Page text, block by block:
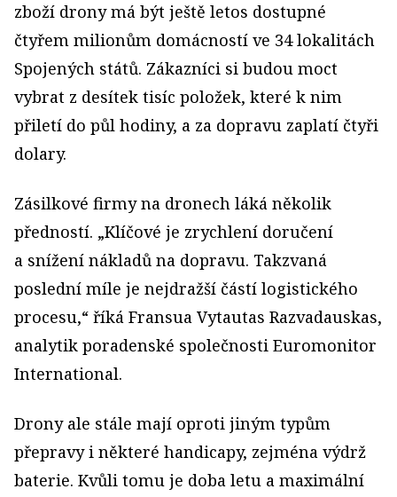
zboží drony má být ještě letos dostupné
čtyřem milionům domácností ve 34 lokalitách
Spojených států. Zákazníci si budou moct
vybrat z desítek tisíc položek, které k nim
přiletí do půl hodiny, a za dopravu zaplatí čtyři
dolary.
Zásilkové firmy na dronech láká několik
předností. „Klíčové je zrychlení doručení
a snížení nákladů na dopravu. Takzvaná
poslední míle je nejdražší částí logistického
procesu,“ říká Fransua Vytautas Razvadauskas,
analytik poradenské společnosti Euromonitor
International.
Drony ale stále mají oproti jiným typům
přepravy i některé handicapy, zejména výdrž
baterie. Kvůli tomu je doba letu a maximální